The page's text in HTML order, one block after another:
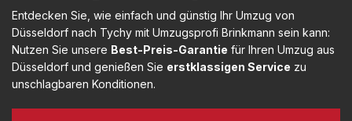
Entdecken Sie, wie einfach und günstig Ihr Umzug von
Düsseldorf nach Tychy mit Umzugsprofi Brinkmann sein kann:
Nutzen Sie unsere Best-Preis-Garantie für Ihren Umzug aus
Düsseldorf und genießen Sie erstklassigen Service zu
unschlagbaren Konditionen.